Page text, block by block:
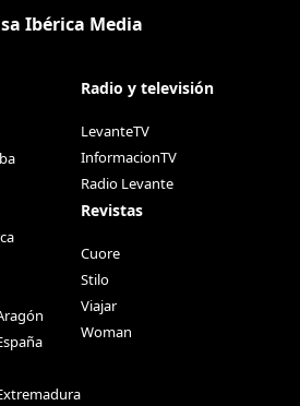
Ibérica Media
Radio y televisión
LevanteTV
InformacionTV
Radio Levante
Revistas
Cuore
Stilo
Viajar
Woman